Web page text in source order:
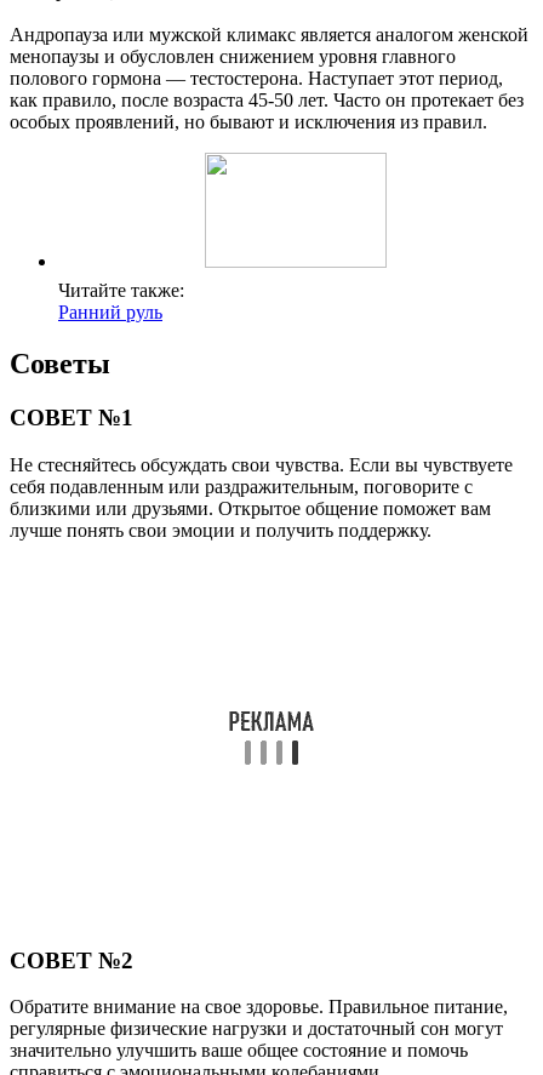
Андропауза или мужской климакс является аналогом женской
менопаузы и обусловлен снижением уровня главного
полового гормона — тестостерона. Наступает этот период,
как правило, после возраста 45-50 лет. Часто он протекает без
особых проявлений, но бывают и исключения из правил.
Читайте также:
Ранний руль
Советы
СОВЕТ №1
Не стесняйтесь обсуждать свои чувства. Если вы чувствуете
себя подавленным или раздражительным, поговорите с
близкими или друзьями. Открытое общение поможет вам
лучше понять свои эмоции и получить поддержку.
СОВЕТ №2
Обратите внимание на свое здоровье. Правильное питание,
регулярные физические нагрузки и достаточный сон могут
значительно улучшить ваше общее состояние и помочь